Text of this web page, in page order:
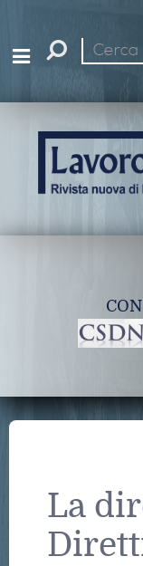
Cerca
La